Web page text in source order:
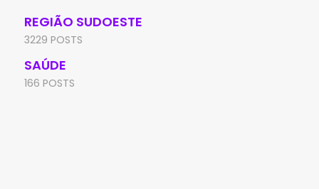
REGIÃO SUDOESTE
3229 POSTS
SAÚDE
166 POSTS